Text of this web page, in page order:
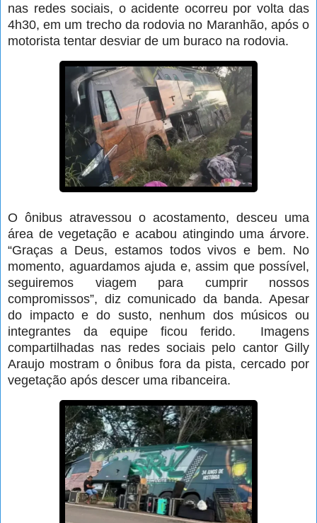
nas redes sociais, o acidente ocorreu por volta das
4h30, em um trecho da rodovia no Maranhão, após o
motorista tentar desviar de um buraco na rodovia.
O ônibus atravessou o acostamento, desceu uma
área de vegetação e acabou atingindo uma árvore.
“Graças a Deus, estamos todos vivos e bem. No
momento, aguardamos ajuda e, assim que possível,
seguiremos viagem para cumprir nossos
compromissos”, diz comunicado da banda. Apesar
do impacto e do susto, nenhum dos músicos ou
integrantes da equipe ficou ferido. Imagens
compartilhadas nas redes sociais pelo cantor Gilly
Araujo mostram o ônibus fora da pista, cercado por
vegetação após descer uma ribanceira.